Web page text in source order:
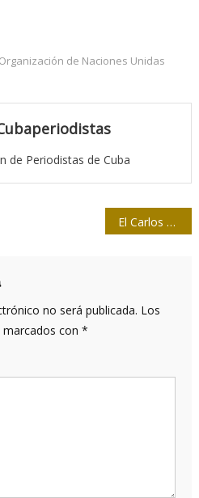
Organización de Naciones Unidas
de Periodistas de Cuba
El Carlos Marx que no conocía
no será publicada. Los
con *